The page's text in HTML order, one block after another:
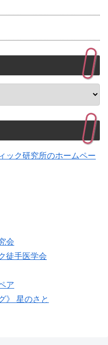
ック研究所のホームペー
会
徒手医学会
ア
》 星のさと